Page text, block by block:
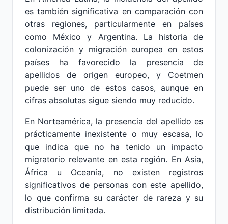
es también significativa en comparación con
otras regiones, particularmente en países
como México y Argentina. La historia de
colonización y migración europea en estos
países ha favorecido la presencia de
apellidos de origen europeo, y Coetmen
puede ser uno de estos casos, aunque en
cifras absolutas sigue siendo muy reducido.
En Norteamérica, la presencia del apellido es
prácticamente inexistente o muy escasa, lo
que indica que no ha tenido un impacto
migratorio relevante en esta región. En Asia,
África u Oceanía, no existen registros
significativos de personas con este apellido,
lo que confirma su carácter de rareza y su
distribución limitada.